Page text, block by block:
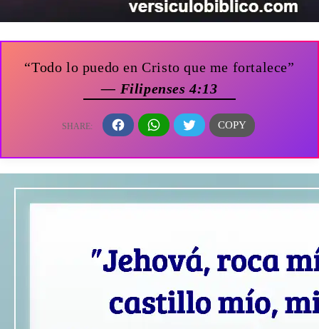
“Todo lo puedo en Cristo que me fortalece”
— Filipenses 4:13